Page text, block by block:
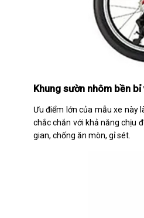
Khung sườn nhôm bền
Ưu điểm lớn của mẫu xe này
chắc chắn với khả năng chịu
gian, chống ăn mòn, gỉ sét.